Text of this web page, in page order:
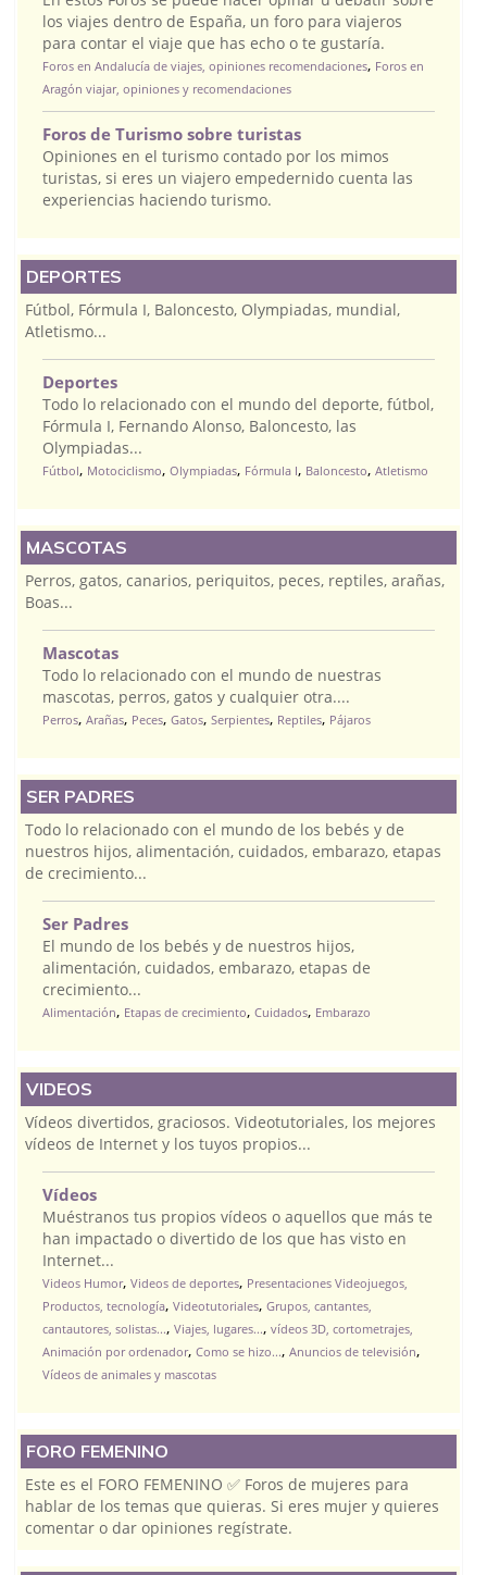
los viajes dentro de España, un foro para viajeros
para contar el viaje que has echo o te gustaría.
Foros en Andalucía de viajes, opiniones recomendaciones, Foros en
Aragón viajar, opiniones y recomendaciones
Foros de Turismo sobre turistas
Opiniones en el turismo contado por los mimos
turistas, si eres un viajero empedernido cuenta las
experiencias haciendo turismo.
DEPORTES
Fútbol, Fórmula I, Baloncesto, Olympiadas, mundial,
Atletismo...
Deportes
Todo lo relacionado con el mundo del deporte, fútbol,
Fórmula I, Fernando Alonso, Baloncesto, las
Olympiadas...
Fútbol, Motociclismo, Olympiadas, Fórmula I, Baloncesto, Atletismo
MASCOTAS
Perros, gatos, canarios, periquitos, peces, reptiles, arañas,
Boas...
Mascotas
Todo lo relacionado con el mundo de nuestras
mascotas, perros, gatos y cualquier otra....
Perros, Arañas, Peces, Gatos, Serpientes, Reptiles, Pájaros
SER PADRES
Todo lo relacionado con el mundo de los bebés y de
nuestros hijos, alimentación, cuidados, embarazo, etapas
de crecimiento...
Ser Padres
El mundo de los bebés y de nuestros hijos,
alimentación, cuidados, embarazo, etapas de
crecimiento...
Alimentación, Etapas de crecimiento, Cuidados, Embarazo
VIDEOS
Vídeos divertidos, graciosos. Videotutoriales, los mejores
vídeos de Internet y los tuyos propios...
Vídeos
Muéstranos tus propios vídeos o aquellos que más te
han impactado o divertido de los que has visto en
Internet...
Videos Humor, Videos de deportes, Presentaciones Videojuegos,
Productos, tecnología, Videotutoriales, Grupos, cantantes,
cantautores, solistas..., Viajes, lugares..., vídeos 3D, cortometrajes,
Animación por ordenador, Como se hizo..., Anuncios de televisión,
Vídeos de animales y mascotas
FORO FEMENINO
Este es el FORO FEMENINO ✅ Foros de mujeres para
hablar de los temas que quieras. Si eres mujer y quieres
comentar o dar opiniones regístrate.